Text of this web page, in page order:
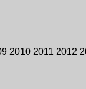
2010 2011 2012